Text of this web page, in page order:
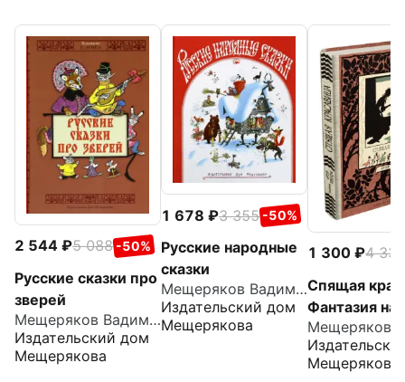
2 544 5 088 -50%
Русские сказки про
зверей
Мещеряков Вадим Юрьевич
Издательский дом
Мещерякова
1 678 3 355 -50%
Русские народные
сказки
Мещеряков Вадим Юрьевич
Издательский дом
Мещерякова
1 300
4 332
Спящая
Фантазия на
сказок
Перро и
Гримм
Мещерякова